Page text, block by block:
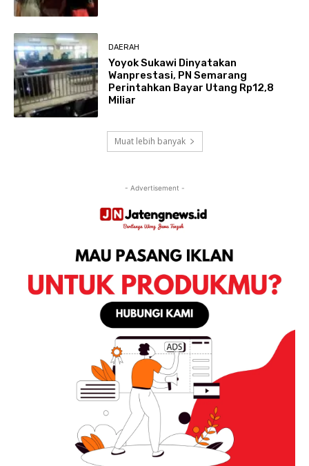
DAERAH
Yoyok Sukawi Dinyatakan
Wanprestasi, PN Semarang
Perintahkan Bayar Utang Rp12,8
Miliar
Muat lebih banyak
- Advertisement -